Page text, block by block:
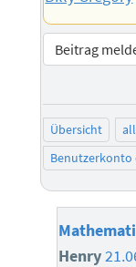
Beitrag
Übersicht
Benutzerkonto
Henry